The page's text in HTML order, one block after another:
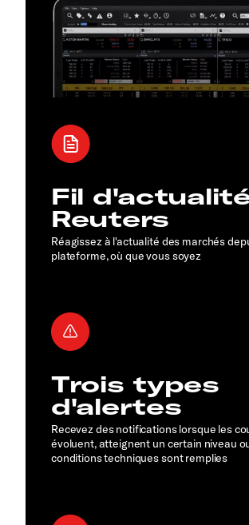
Fil
Reuters
Réagissez à l'actualité des marchés
plateforme, où que vous soyez
Trois types
d'alertes
Recevez des notifications lorsque les
évoluent, atteignent un certain niveau
conditions techniques sont remplies